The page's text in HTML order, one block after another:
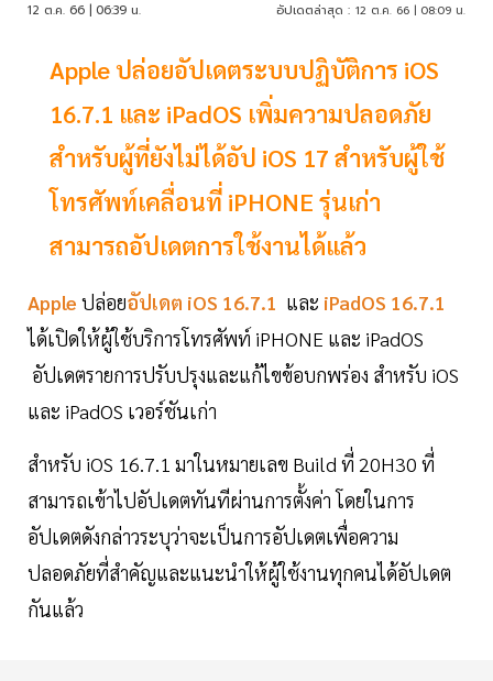
12 ต.ค. 66 | 06:39 น. อัปเดตล่าสุด : 12 ต.ค. 66 | 08:09 น.
Apple ปล่อยอัปเดตระบบปฏิบัติการ iOS
16.7.1 และ iPadOS เพิ่มความปลอดภัย
สำหรับผู้ที่ยังไม่ได้อัป iOS 17 สำหรับผู้ใช้
โทรศัพท์เคลื่อนที่ iPHONE รุ่นเก่า
สามารถอัปเดตการใช้งานได้แล้ว
Apple ปล่อยอัปเดต iOS 16.7.1 และ iPadOS 16.7.1
ได้เปิดให้ผู้ใช้บริการโทรศัพท์ iPHONE และ iPadOS
อัปเดตรายการปรับปรุงและแก้ไขข้อบกพร่อง สำหรับ iOS
และ iPadOS เวอร์ชันเก่า
สำหรับ iOS 16.7.1 มาในหมายเลข Build ที่ 20H30 ที่
สามารถเข้าไปอัปเดตทันทีผ่านการตั้งค่า โดยในการ
อัปเดตดังกล่าวระบุว่าจะเป็นการอัปเดตเพื่อความ
ปลอดภัยที่สำคัญและแนะนำให้ผู้ใช้งานทุกคนได้อัปเดต
กันแล้ว